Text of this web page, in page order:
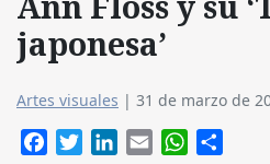
japonesa’
Artes visuales | 31 de marzo de
FacebookTwitterLinkedIn
Email WhatsApp